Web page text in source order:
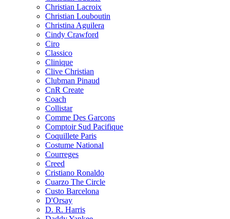
Christian Lacroix
Christian Louboutin
Christina Aguilera
Cindy Crawford
Ciro
Classico
Clinique
Clive Christian
Clubman Pinaud
CnR Create
Coach
Collistar
Comme Des Garcons
Comptoir Sud Pacifique
Coquillete Paris
Costume National
Courreges
Creed
Cristiano Ronaldo
Cuarzo The Circle
Custo Barcelona
D'Orsay
D. R. Harris